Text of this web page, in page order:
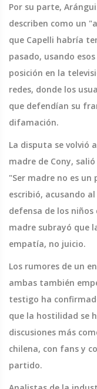
Por su parte,
describen como un
que Capelli habría
pasado, usando
posición en la
redes, donde los
que defendían su
difamación.
La disputa se volvió
madre de Cony,
"Ser madre no es
escribió, acusando
defensa de los
madre subrayó que
empatía, no juicio.
Los rumores de un
ambas también
testigo ha
que la hostilidad se
discusiones más
chilena, con fans y
partido.